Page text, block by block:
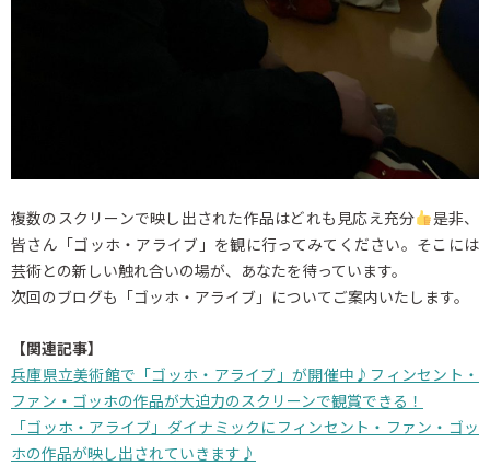
複数のスクリーンで映し出された作品はどれも見応え充分
是非、
皆さん「ゴッホ・アライブ」を観に行ってみてください。そこには
芸術との新しい触れ合いの場が、あなたを待っています。
次回のブログも「ゴッホ・アライブ」についてご案内いたします。
【関連記事】
兵庫県立美術館で「ゴッホ・アライブ」が開催中♪フィンセント・
ファン・ゴッホの作品が大迫力のスクリーンで観賞できる！
「ゴッホ・アライブ」ダイナミックにフィンセント・ファン・ゴッ
ホの作品が映し出されていきます♪